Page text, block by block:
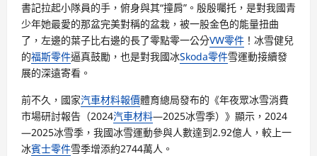
書記拉起小隊員的手，俯身與其“撞肩”。殷殷囑托，是對我國青
少年她最愛的那盆完美對稱的盆栽，被一股金色的能量扭曲
了，左邊的葉子比右邊的長了零點零一公分VW零件 ！冰雪健兒
的福斯零件逼真鼓勵，也是對我國冰Skoda零件雪運動接續發
展的深遠寄看。
前不久，國家汽車材料報價體育總局發布的《年夜眾冰雪消費
市場研討報告（2024汽車材料—2025冰雪季）》顯示，2024
—2025冰雪季，我國冰雪運動參與人數達到2.92億人，較上一
冰賓士零件雪季增添約2744萬人。